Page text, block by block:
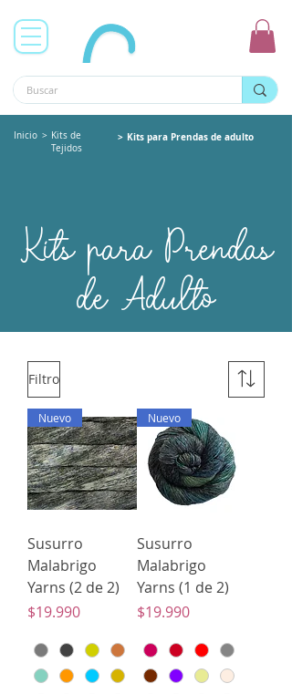
Inicio > Kits de
Tejidos
> Kits para Prendas de adulto
Kits para Prendas
de Adulto
Filtro
Nuevo
Susurro
Malabrigo
Yarns (2 de 2)
Precio
$19.990
Nuevo
Susurro
Malabrigo
Yarns (1 de 2)
Precio
$19.990